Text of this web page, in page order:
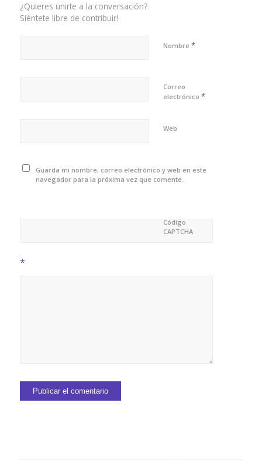
¿Quieres unirte a la conversación?
Siéntete libre de contribuir!
Nombre *
Correo
electrónico *
Web
Guarda mi nombre, correo electrónico y web en este
navegador para la próxima vez que comente.
Código
CAPTCHA
*